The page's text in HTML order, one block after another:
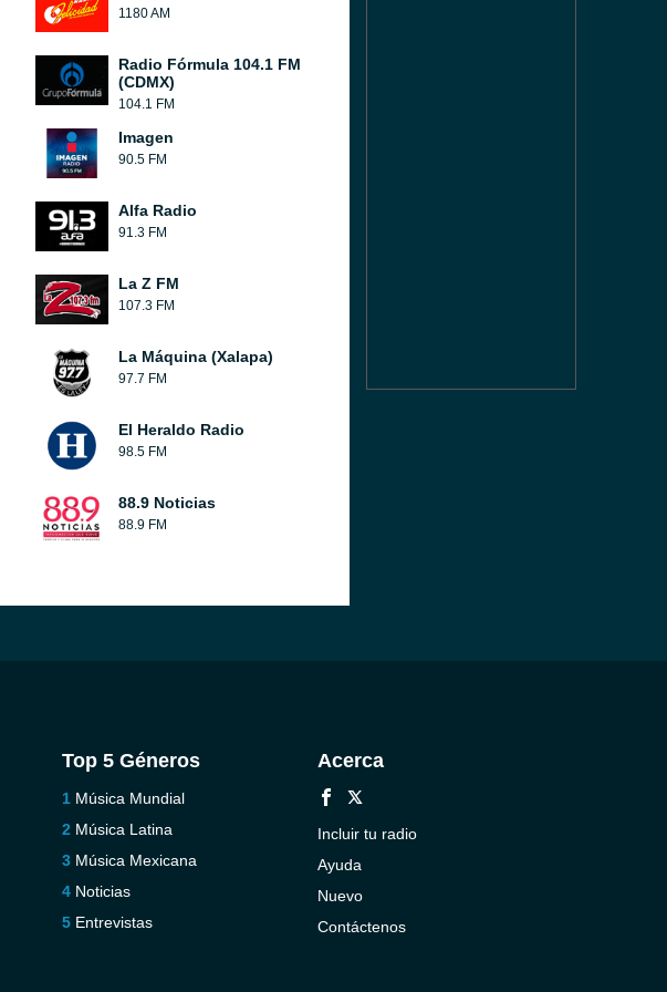
1180 AM
Radio Fórmula 104.1 FM
(CDMX)
104.1 FM
Imagen
90.5 FM
Alfa Radio
91.3 FM
La Z FM
107.3 FM
La Máquina (Xalapa)
97.7 FM
El Heraldo Radio
98.5 FM
88.9 Noticias
88.9 FM
Top 5 Géneros
Música Mundial
Música Latina
Música Mexicana
Noticias
Entrevistas
Acerca
Incluir tu radio
Ayuda
Nuevo
Contáctenos